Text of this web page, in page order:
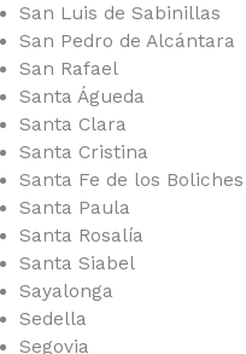
San Luis de Sabinillas
San Pedro de Alcántara
San Rafael
Santa Águeda
Santa Clara
Santa Cristina
Santa Fe de los Boliches
Santa Paula
Santa Rosalía
Santa Siabel
Sayalonga
Sedella
Segovia